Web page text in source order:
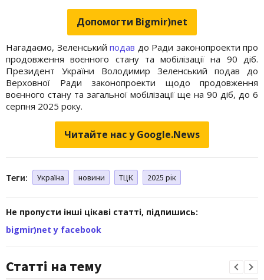
Допомогти Bigmir)net
Нагадаємо, Зеленський подав до Ради законопроекти про
продовження воєнного стану та мобілізації на 90 діб.
Президент України Володимир Зеленський подав до
Верховної Ради законопроекти щодо продовження
воєнного стану та загальної мобілізації ще на 90 діб, до 6
серпня 2025 року.
Читайте нас у Google.News
Теги: Україна новини ТЦК 2025 рік
Не пропусти інші цікаві статті, підпишись:
bigmir)net у facebook
Статті на тему